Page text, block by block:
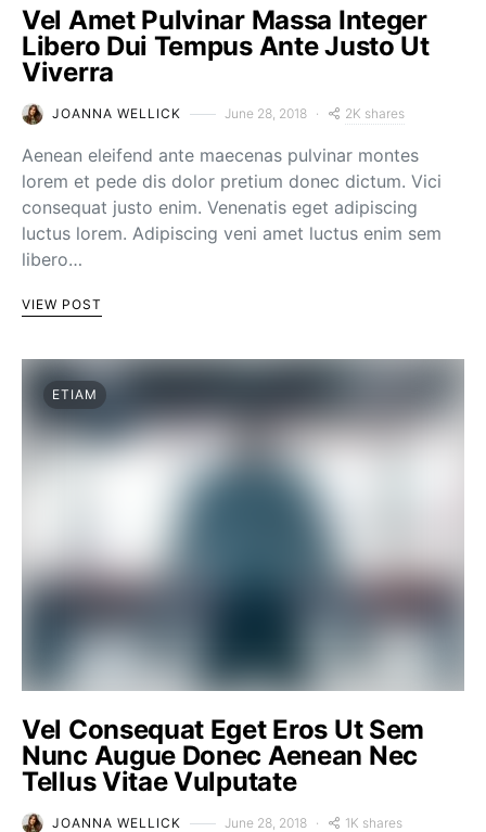
Vel Amet Pulvinar Massa Integer
Libero Dui Tempus Ante Justo Ut
Viverra
JOANNA WELLICK June 28, 2018 2K shares
Aenean eleifend ante maecenas pulvinar montes
lorem et pede dis dolor pretium donec dictum. Vici
consequat justo enim. Venenatis eget adipiscing
luctus lorem. Adipiscing veni amet luctus enim sem
libero…
VIEW POST
ETIAM
Vel Consequat Eget Eros Ut Sem
Nunc Augue Donec Aenean Nec
Tellus Vitae Vulputate
JOANNA WELLICK June 28, 2018 1K shares